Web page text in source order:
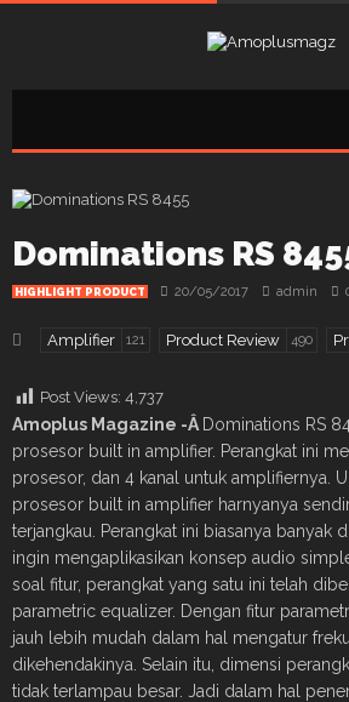
Dominations RS
HIGHLIGHT PRODUCT 20/05/2017 admin
Amplifier 121 Product Review 490
Post Views: 4,737
Amoplus Magazine -Â Dominations RS
prosesor built in amplifier. Perangkat ini
prosesor, dan 4 kanal untuk amplifiernya.
prosesor built in amplifier harnyanya
terjangkau. Perangkat ini biasanya banyak
ingin mengaplikasikan konsep audio
soal fitur, perangkat yang satu ini telah
parametric equalizer. Dengan fitur
jauh lebih mudah dalam hal mengatur
dikehendakinya. Selain itu, dimensi
tidak terlampau besar. Jadi dalam hal